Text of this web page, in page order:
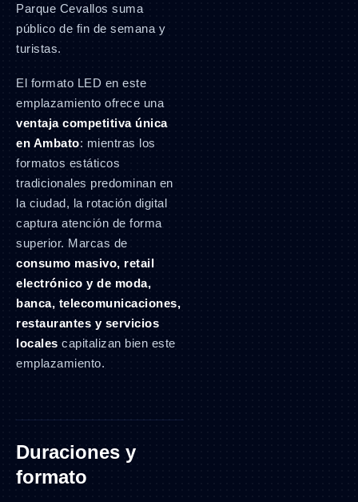
Parque Cevallos suma
público de fin de semana y
turistas.
El formato LED en este
emplazamiento ofrece una
ventaja competitiva única
en Ambato: mientras los
formatos estáticos
tradicionales predominan en
la ciudad, la rotación digital
captura atención de forma
superior. Marcas de
consumo masivo, retail
electrónico y de moda,
banca, telecomunicaciones,
restaurantes y servicios
locales capitalizan bien este
emplazamiento.
Duraciones y
formato